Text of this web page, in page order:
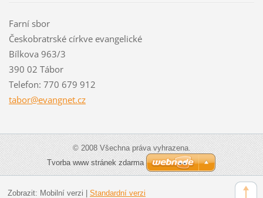
Farní sbor
Českobratrské církve evangelické
Bílkova 963/3
390 02 Tábor
Telefon: 770 679 912
tabor@evangnet.cz
© 2008 Všechna práva vyhrazena.
Tvorba www stránek zdarma
Zobrazit: Mobilní verzi Standardní verzi